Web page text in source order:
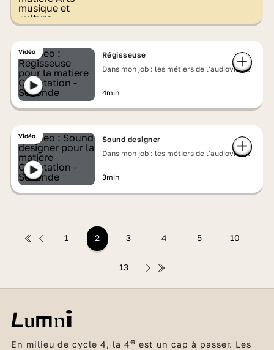
Vidéo
Régisseuse
Dans mon job : les métiers de l'audiovisuel
4min
Vidéo
Sound designer
Dans mon job : les métiers de l'audiovisuel
3min
1 2 3 4 5 10
13
En milieu de cycle 4, la 4e est un cap à passer. Les